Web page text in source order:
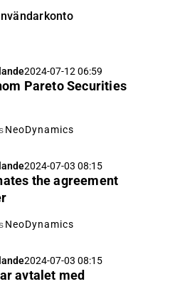
2024-07-12 06:59
Pareto Securities
NeoDynamics
2024-07-03 08:15
the agreement
NeoDynamics
2024-07-03 08:15
avtalet med